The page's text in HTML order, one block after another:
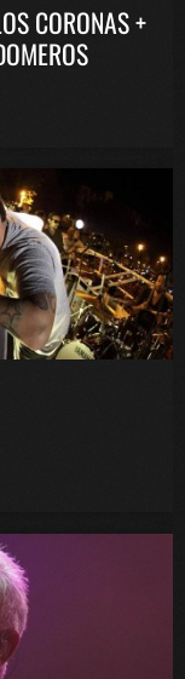
CORONAS +